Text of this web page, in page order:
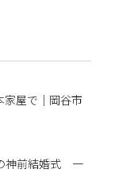
家屋で｜岡谷市
神前結婚式 一